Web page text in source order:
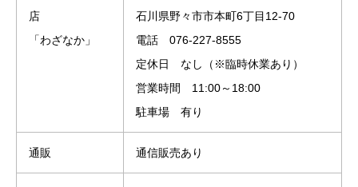
店
「わざなか」
石川県野々市市本町6丁目12-70
電話 076-227-8555
定休日 なし（※臨時休業あり）
営業時間 11:00～18:00
駐車場 有り
通販 通信販売あり